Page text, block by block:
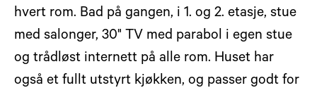
hvert rom. Bad på gangen, i 1. og 2. etasje, stue
med salonger, 30" TV med parabol i egen stue
og trådløst internett på alle rom. Huset har
også et fullt utstyrt kjøkken, og passer godt for